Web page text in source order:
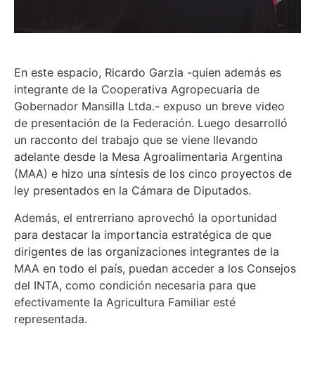
En este espacio, Ricardo Garzia -quien además es
integrante de la Cooperativa Agropecuaria de
Gobernador Mansilla Ltda.- expuso un breve video
de presentación de la Federación. Luego desarrolló
un racconto del trabajo que se viene llevando
adelante desde la Mesa Agroalimentaria Argentina
(MAA) e hizo una síntesis de los cinco proyectos de
ley presentados en la Cámara de Diputados.
Además, el entrerriano aprovechó la oportunidad
para destacar la importancia estratégica de que
dirigentes de las organizaciones integrantes de la
MAA en todo el país, puedan acceder a los Consejos
del INTA, como condición necesaria para que
efectivamente la Agricultura Familiar esté
representada.